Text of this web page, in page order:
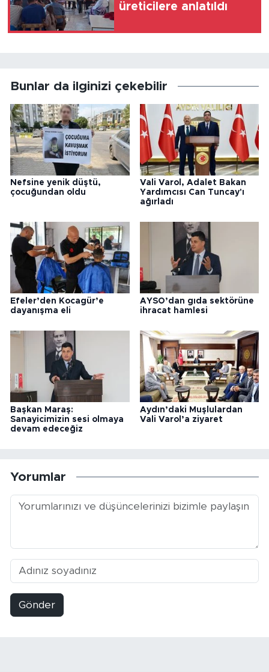
üreticilere anlatıldı
Bunlar da ilginizi çekebilir
Nefsine yenik düştü,
çocuğundan oldu
Vali Varol, Adalet Bakan
Yardımcısı Can Tuncay'ı
ağırladı
Efeler’den Kocagür’e
dayanışma eli
AYSO’dan gıda sektörüne
ihracat hamlesi
Başkan Maraş:
Sanayicimizin sesi olmaya
devam edeceğiz
Aydın’daki Muşlulardan
Vali Varol’a ziyaret
Yorumlar
Gönder